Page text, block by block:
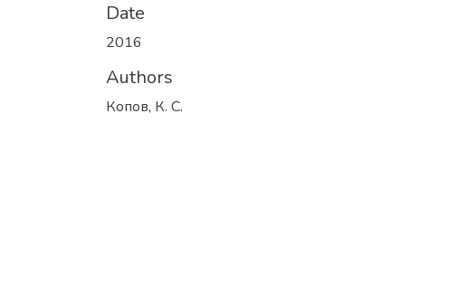
Date
2016
Authors
Копов, К. С.